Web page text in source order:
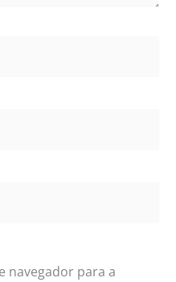
navegador para a